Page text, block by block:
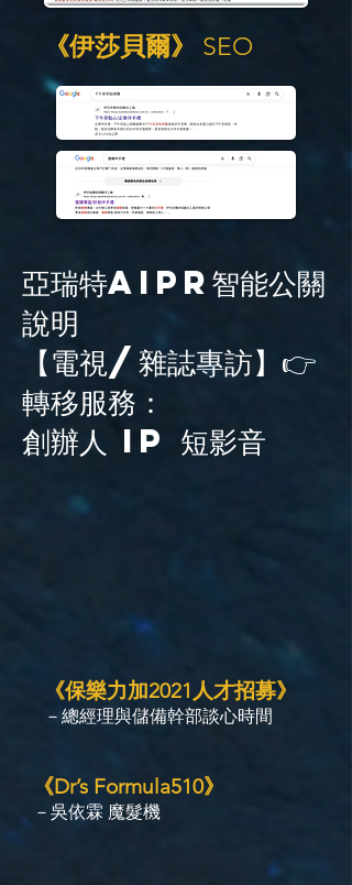
《伊莎貝爾》 SEO
亞瑞特AiPR智能公關
說明
【電視/雜誌專訪】👉
轉移服務：
創辦人 IP 短影音
《保樂力加2021人才招募》
－總經理與儲備幹部談心時間
《Dr’s Formula510》
－吳依霖 魔髮機